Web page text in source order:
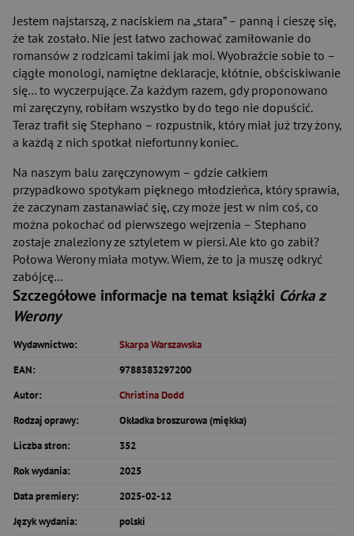
Jestem najstarszą, z naciskiem na „stara” – panną i cieszę się,
że tak zostało. Nie jest łatwo zachować zamiłowanie do
romansów z rodzicami takimi jak moi. Wyobraźcie sobie to –
ciągłe monologi, namiętne deklaracje, kłótnie, obściskiwanie
się… to wyczerpujące. Za każdym razem, gdy proponowano
mi zaręczyny, robiłam wszystko by do tego nie dopuścić.
Teraz trafił się Stephano – rozpustnik, który miał już trzy żony,
a każdą z nich spotkał niefortunny koniec.
Na naszym balu zaręczynowym – gdzie całkiem
przypadkowo spotykam pięknego młodzieńca, który sprawia,
że zaczynam zastanawiać się, czy może jest w nim coś, co
można pokochać od pierwszego wejrzenia – Stephano
zostaje znaleziony ze sztyletem w piersi. Ale kto go zabił?
Połowa Werony miała motyw. Wiem, że to ja muszę odkryć
zabójcę…
Szczegółowe informacje na temat książki Córka z
Werony
Wydawnictwo:
Skarpa Warszawska
EAN:
9788383297200
Autor:
Christina Dodd
Rodzaj oprawy:
Okładka broszurowa (miękka)
Liczba stron:
352
Rok wydania:
2025
Data premiery:
2025-02-12
Język wydania:
polski